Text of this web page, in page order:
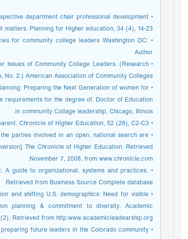
department chair professional development
matters. Planning for Higher education, 34 (4), 14-23.
for community college leaders Washington DC:
Author
Issues of Community College Leaders. (Research
No. 2.) American Association of Community Colleges.
Preparing the Next Generation of women for
requirements for the degree of. Doctor of Education
in community Collage leadership, Chicago, Illinois.
• Barden, D. M. (2006). The Internal Heir Apparent. Chronicle of Higher Education, 52 (28), C2-C3.
parties involved in an open, national search are
The Chronicle of Higher Education. Retrieved
November 7, 2008, from www.chronicle.com.
A guide to organizational, systems and practices.
Retrieved from Business Source Complete database.
and shifting U.S. demographics: Need for visible
planning & commitment to diversity. Academic
Retrieved from http:www.academicleadearship.org
future leaders in the Colorado community